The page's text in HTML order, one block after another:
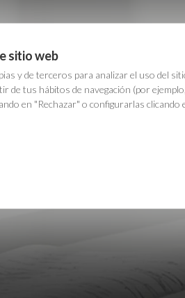
sitio web
y de terceros para analizar el uso del
de tus hábitos de navegación (por
en "Rechazar" o configurarlas